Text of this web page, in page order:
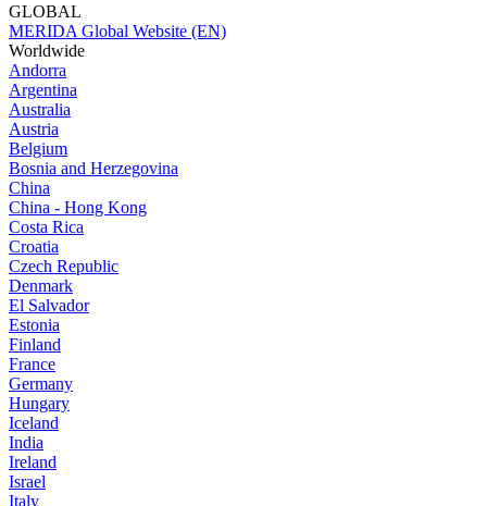
GLOBAL
MERIDA Global Website (EN)
Worldwide
Andorra
Argentina
Australia
Austria
Belgium
Bosnia and Herzegovina
China
China - Hong Kong
Costa Rica
Croatia
Czech Republic
Denmark
El Salvador
Estonia
Finland
France
Germany
Hungary
Iceland
India
Ireland
Israel
Italy